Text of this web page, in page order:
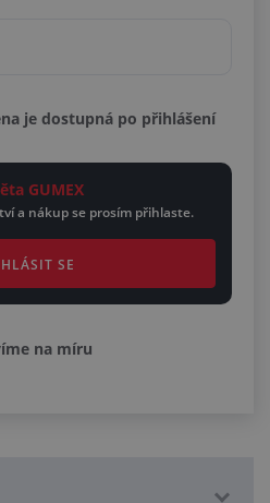
je dostupná po přihlášení
GUMEX
a nákup se prosím přihlaste.
SE
na míru